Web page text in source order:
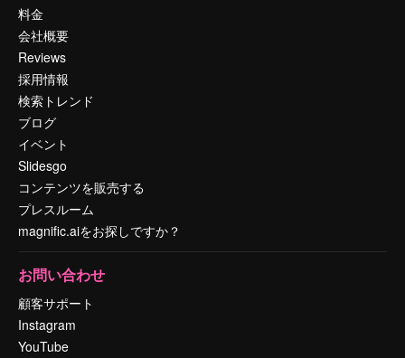
料金
会社概要
Reviews
採用情報
検索トレンド
ブログ
イベント
Slidesgo
コンテンツを販売する
プレスルーム
magnific.aiをお探しですか？
お問い合わせ
顧客サポート
Instagram
YouTube